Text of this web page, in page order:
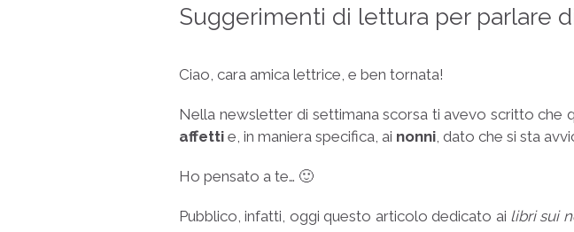
Suggerimenti di lettura per parlare
Ciao, cara amica lettrice, e ben tornata!
Nella newsletter di settimana scorsa ti avevo scritto che
affetti e, in maniera specifica, ai nonni, dato che si sta
Ho pensato a te… 🙂
Pubblico, infatti, oggi questo articolo dedicato ai libri sui